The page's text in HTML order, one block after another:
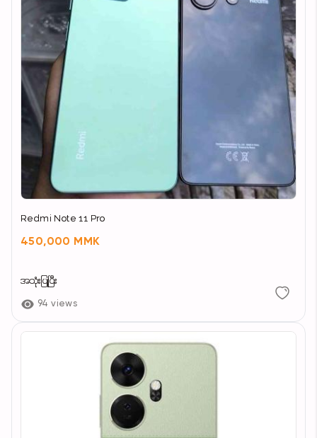
Redmi Note 11 Pro
450,000 MMK
အသုံးပြုပြီး
94 views